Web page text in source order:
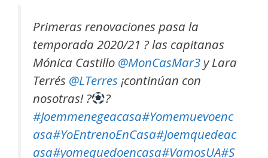
Primeras renovaciones pasa la
temporada 2020/21 ? las capitanas
Mónica Castillo @MonCasMar3 y Lara
Terrés @LTerres ¡continúan con
nosotras! ?
?
#Joemmenegeacasa#Yomemuevoenc
asa#YoEntrenoEnCasa#Joemquedeac
asa#yomequedoencasa#VamosUA#S